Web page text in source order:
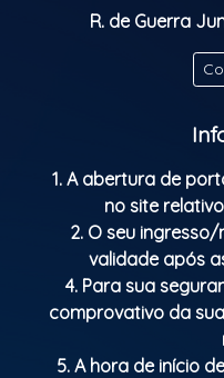
show full of energy!
Doors open: 9:30 p.m.
Classificação etária:
R. de Guerra
1. A abertura de
no site
2. O seu
validade após
4. Para sua
comprovativo da
5. A hora de início